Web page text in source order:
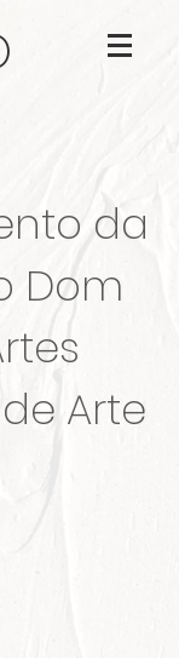
da
Dom
Arte